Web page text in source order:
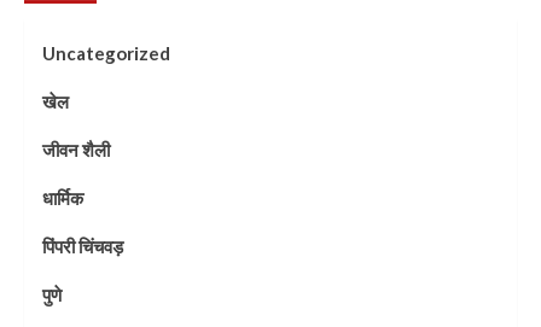
Uncategorized
खेल
जीवन शैली
धार्मिक
पिंपरी चिंचवड़
पुणे